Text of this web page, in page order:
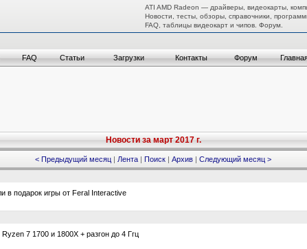
ATI AMD Radeon — драйверы, видеокарты,
Новости, тесты, обзоры, справочники,
FAQ, таблицы видеокарт и чипов. Форум.
FAQ Статьи Загрузки Контакты Форум
Новости за март 2017 г.
< Предыдущий месяц | Лента | Поиск | Архив | Следующий месяц >
в подарок игры от Feral Interactive
7 1700 и 1800X + разгон до 4 Ггц